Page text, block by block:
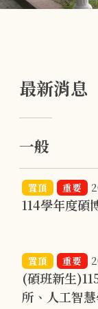
最新消息
一般
置頂 重要
114學年度碩
置頂 重要
(碩班新生
所、人工智